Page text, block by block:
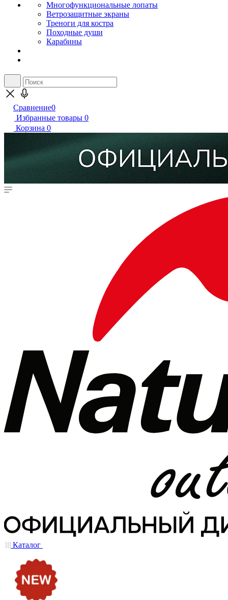
Многофункциональные лопаты
Ветрозащитные экраны
Треноги для костра
Походные души
Карабины
Сравнение0
Избранные товары 0
Корзина 0
Каталог